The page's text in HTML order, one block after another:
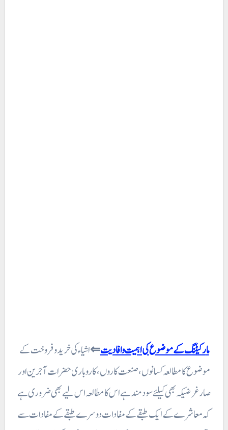
مارکیٹنگ کے موضوع کی اہمیت وافادیت⇐اشیاء کی خرید و فروخت کے
موضوع کا مطالعہ کسانوں ، صنعت کاروں، کاروباری حضرات آجرین اور
صار غرضیکہ بھی کیلئے سود مند ہے اس کا مطالعہ اس لیے بھی ضروری ہے
کہ معاشرے کے ایک طبقے کے مفادات دوسرے طبقے کے مفادات سے